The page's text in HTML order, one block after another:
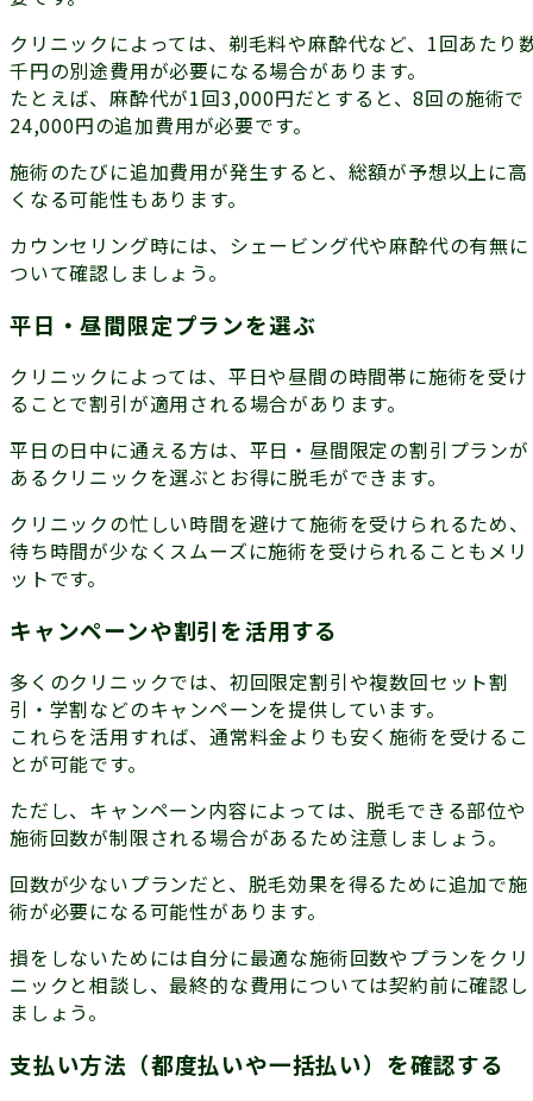
クリニックによっては、剃毛料や麻酔代など、1回あたり
千円の別途費用が必要になる場合があります。
たとえば、麻酔代が1回3,000円だとすると、8回の施術で
24,000円の追加費用が必要です。
施術のたびに追加費用が発生すると、総額が予想以上に高
くなる可能性もあります。
カウンセリング時には、シェービング代や麻酔代の有無に
ついて確認しましょう。
平日・昼間限定プランを選ぶ
クリニックによっては、平日や昼間の時間帯に施術を受け
ることで割引が適用される場合があります。
平日の日中に通える方は、平日・昼間限定の割引プランが
あるクリニックを選ぶとお得に脱毛ができます。
クリニックの忙しい時間を避けて施術を受けられるため、
待ち時間が少なくスムーズに施術を受けられることもメリ
ットです。
キャンペーンや割引を活用する
多くのクリニックでは、初回限定割引や複数回セット割
引・学割などのキャンペーンを提供しています。
これらを活用すれば、通常料金よりも安く施術を受けるこ
とが可能です。
ただし、キャンペーン内容によっては、脱毛できる部位や
施術回数が制限される場合があるため注意しましょう。
回数が少ないプランだと、脱毛効果を得るために追加で施
術が必要になる可能性があります。
損をしないためには自分に最適な施術回数やプランをクリ
ニックと相談し、最終的な費用については契約前に確認し
ましょう。
支払い方法（都度払いや一括払い）を確認する